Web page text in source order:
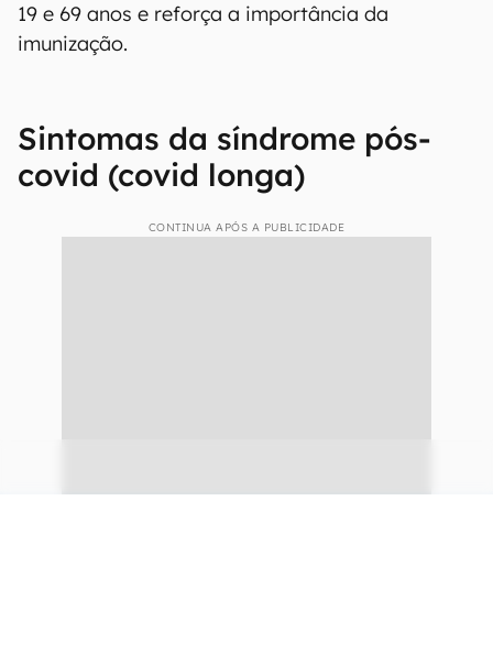
19 e 69 anos e reforça a importância da
imunização.
Sintomas da síndrome pós-
covid (covid longa)
CONTINUA APÓS A PUBLICIDADE